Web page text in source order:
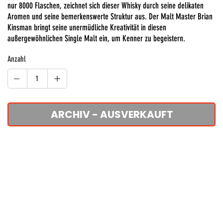
nur 8000 Flaschen, zeichnet sich dieser Whisky durch seine delikaten
Aromen und seine bemerkenswerte Struktur aus. Der Malt Master Brian
Kinsman bringt seine unermüdliche Kreativität in diesen
außergewöhnlichen Single Malt ein, um Kenner zu begeistern.
Anzahl
ARCHIV - AUSVERKAUFT